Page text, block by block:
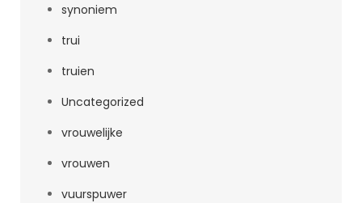
synoniem
trui
truien
Uncategorized
vrouwelijke
vrouwen
vuurspuwer